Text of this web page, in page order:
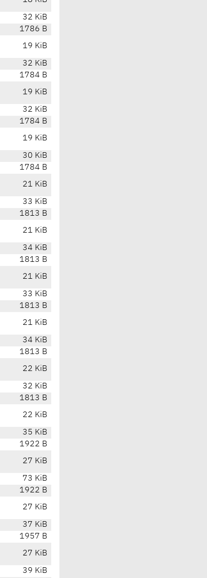
32 KiB
1786 B
19 KiB
32 KiB
1784 B
19 KiB
32 KiB
1784 B
19 KiB
30 KiB
1784 B
21 KiB
33 KiB
1813 B
21 KiB
34 KiB
1813 B
21 KiB
33 KiB
1813 B
21 KiB
34 KiB
1813 B
22 KiB
32 KiB
1813 B
22 KiB
35 KiB
1922 B
27 KiB
73 KiB
1922 B
27 KiB
37 KiB
1957 B
27 KiB
39 KiB